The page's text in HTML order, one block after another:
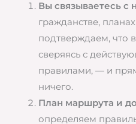
Вы связываетесь с
гражданстве,
подтверждаем, что
сверяясь с
правилами, — и
ничего.
План маршрута и
определяем